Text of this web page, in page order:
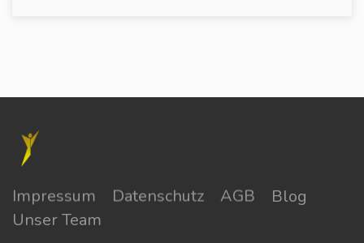
Impressum Datenschutz AGB
Blog
Unser Team